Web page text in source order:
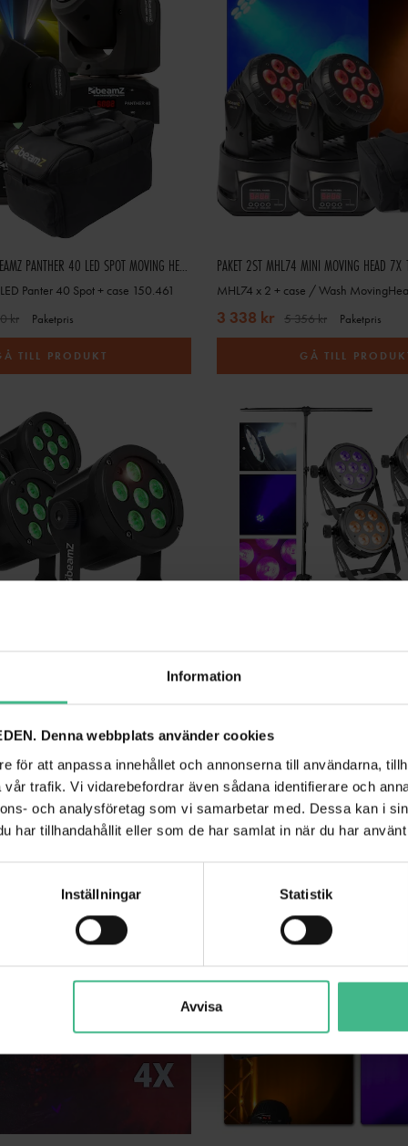
Information
Denna webbplats använder cookies
för att anpassa innehållet och annonserna till användarna,
trafik. Vi vidarebefordrar även sådana identifierare och
och analysföretag som vi samarbetar med. Dessa kan i
har tillhandahållit eller som de har samlat in när du har
Inställningar Statistik
Avvisa
2-PACK MED CASE BEAMZ PANTHER 40 LED SPOT MOVING HEAD IRC
Panter 40 Spot + case 150.461
kr Paketpris
TILL PRODUKT
MHL74 x 2 + case / Wash
3 338 kr 5 356 kr Paketpris
GÅ TILL
RGB PAR 30 6x3W
kr Paketpris
TILL PRODUKT
8 375 kr 11 728 kr Paketpris
GÅ TILL